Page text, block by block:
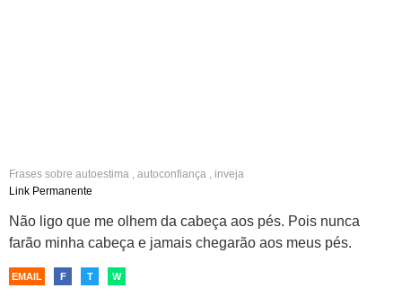
Frases sobre autoestima , autoconfiança , inveja
Link Permanente
Não ligo que me olhem da cabeça aos pés. Pois nunca
farão minha cabeça e jamais chegarão aos meus pés.
EMAIL F T W